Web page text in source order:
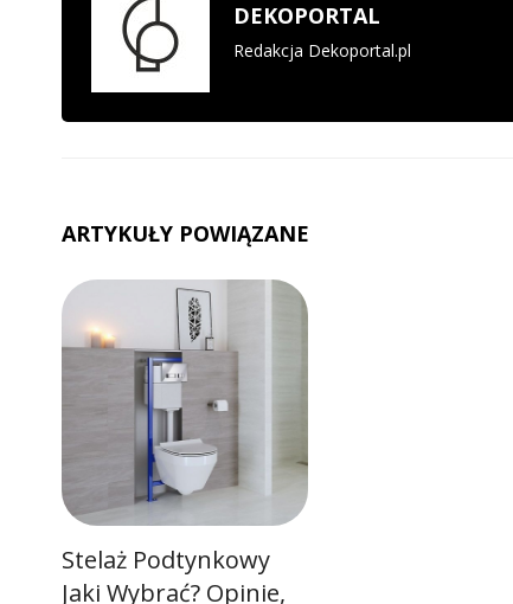
DEKOPORTAL
Redakcja Dekoportal.pl
ARTYKUŁY POWIĄZANE
Stelaż Podtynkowy
Jaki Wybrać? Opinie,